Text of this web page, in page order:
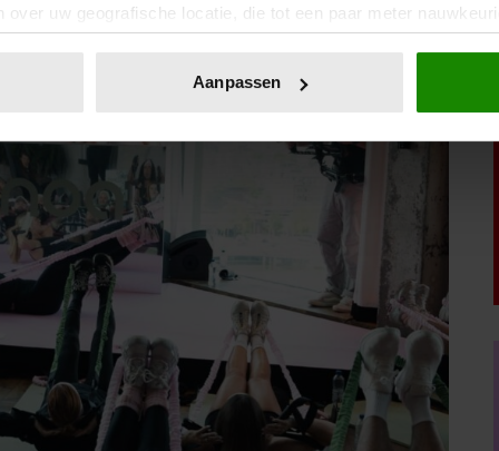
over uw geografische locatie, die tot een paar meter
door het actief te scannen op specifieke eigenschappen
of intrekken in de Cookieverklaring.
en advertenties te personaliseren, om functies voor
Ook delen we informatie over uw gebruik van onze site met
Deze partners kunnen deze gegevens combineren met
op basis van uw gebruik van hun services. U gaat
Aanpassen